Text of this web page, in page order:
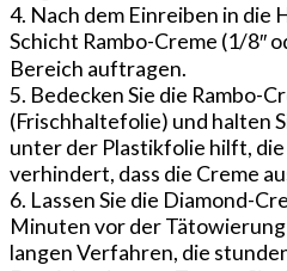
4. Nach dem Einreiben in die
Schicht Rambo-Creme (1/8″
Bereich auftragen.
5. Bedecken Sie die Rambo-
(Frischhaltefolie) und halten
unter der Plastikfolie hilft,
verhindert, dass die Creme
6. Lassen Sie die Diamond-
Minuten vor der
langen Verfahren, die